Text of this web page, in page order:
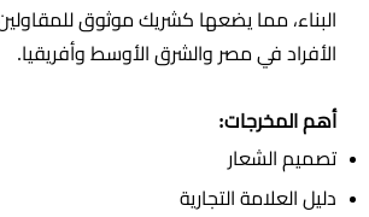
البناء، مما يضعها كشريك موثوق للمقاولين
الأفراد في مصر والشرق الأوسط وأفريقيا.
أهم المخرجات:
تصميم الشعار
دليل العلامة التجارية